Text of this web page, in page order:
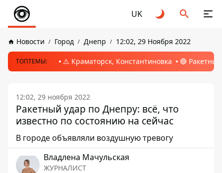
UK
Новости Город Днепр 12:02, 29 Ноября 2022
ТОПТЕМЫ: ⚠️ Краматорск, Константиновка 🔴
12:02, 29 ноября 2022
Ракетный удар по Днепру: всё, что
известно по состоянию на сейчас
В городе объявляли воздушную тревогу
Владлена Мачульская
ЖУРНАЛИСТ